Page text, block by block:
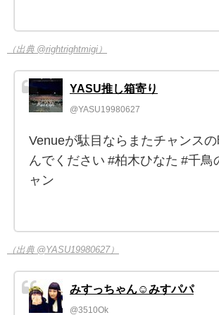
（出典 @rightrightmigi）
YASU推し箱寄り
@YASU19980627
Venueが駄目ならまたチャンス
んでください #柏木ひなた #千鳥
ャン
（出典 @YASU19980627）
みすっちゃん☺︎みすパパ
@3510Ok